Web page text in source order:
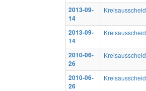
2013-09-
14
Kreisausscheid
2013-09-
14
Kreisausscheid
2010-06-
26
Kreisausscheid
2010-06-
26
Kreisausscheid